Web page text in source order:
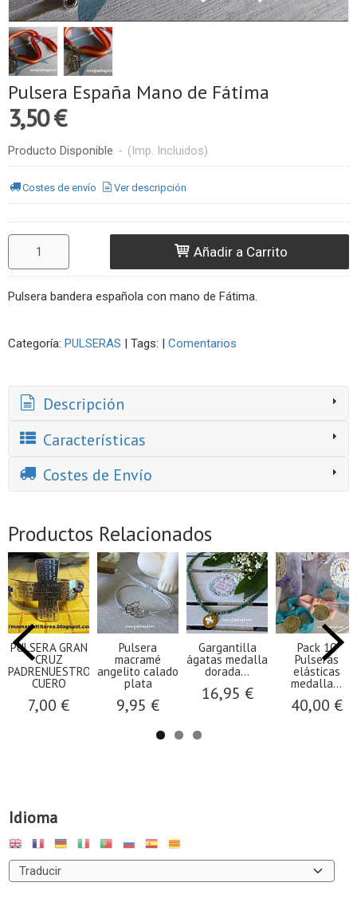
Idioma
Pulsera España Mano de Fátima
3,50 €
Producto Disponible - (Imp. Incluidos)
Costes de envío Ver descripción
Añadir a Carrito
Pulsera bandera española con mano de Fátima.
Categoría: PULSERAS | Tags: | Comentarios
Descripción
Características
Costes de Envío
Productos Relacionados
PULSERA GRAN
CRUZ
PADRENUESTRO
CUERO
7,00 €
Pulsera
macramé
angelito calado
plata
9,95 €
Gargantilla
ágatas medalla
dorada...
16,95 €
Pack 10
Pulseras
elásticas
medalla...
40,00 €